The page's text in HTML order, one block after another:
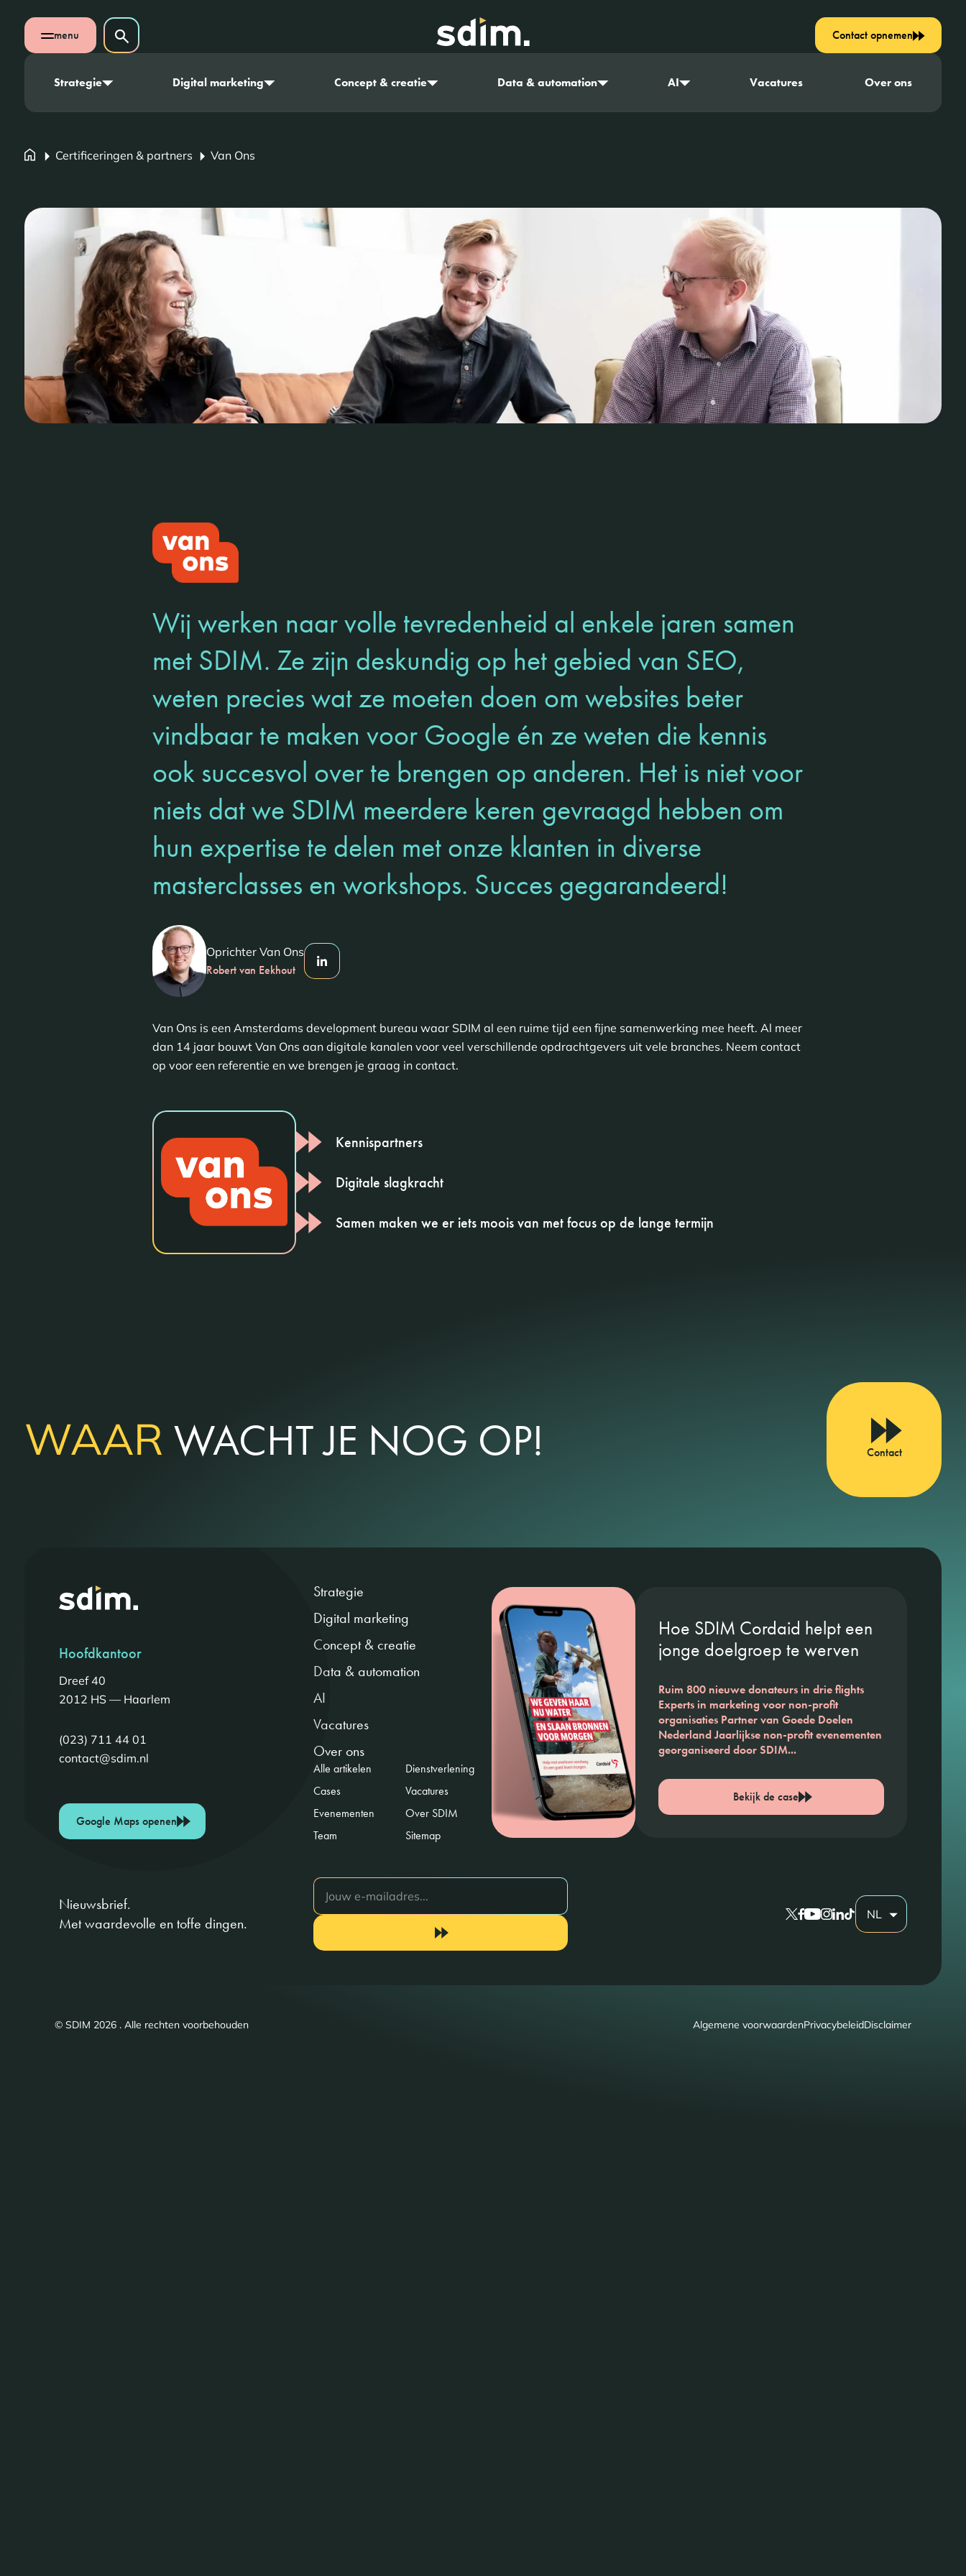
Navigatie overslaan
Open mobiel menu
menu Zoeken op website
Zoeken
Strategie Digital marketing Concept & creatie Data & automation AI Vacatures Over ons
Contact opnemen
Certificeringen & partners Van Ons
Wij werken naar volle tevredenheid al enkele jaren samen
met SDIM. Ze zijn deskundig op het gebied van SEO,
weten precies wat ze moeten doen om websites beter
vindbaar te maken voor Google én ze weten die kennis
ook succesvol over te brengen op anderen. Het is niet voor
niets dat we SDIM meerdere keren gevraagd hebben om
hun expertise te delen met onze klanten in diverse
masterclasses en workshops. Succes gegarandeerd!
Oprichter Van Ons
Robert van Eekhout
Van Ons is een Amsterdams development bureau waar SDIM al een ruime tijd een fijne samenwerking mee heeft. Al meer
dan 14 jaar bouwt Van Ons aan digitale kanalen voor veel verschillende opdrachtgevers uit vele branches. Neem contact
op voor een referentie en we brengen je graag in contact.
Kennispartners
Digitale slagkracht
Samen maken we er iets moois van met focus op de lange termijn
Contact
WAAR WACHT JE NOG OP!
Hoofdkantoor
Dreef 40
2012 HS — Haarlem
(023) 711 44 01
contact@sdim.nl
Google Maps openen
Strategie
Digital marketing
Concept & creatie
Data & automation
AI
Vacatures
Over ons
Alle artikelen
Dienstverlening
Cases
Vacatures
Evenementen
Over SDIM
Team
Sitemap
Hoe SDIM Cordaid helpt een
jonge doelgroep te werven
Ruim 800 nieuwe donateurs in drie flights
Experts in marketing voor non-profit
organisaties Partner van Goede Doelen
Nederland Jaarlijkse non-profit evenementen
georganiseerd door SDIM...
Bekijk de case
Nieuwsbrief.
Met waardevolle en toffe dingen.
NL
© SDIM 2026 . Alle rechten voorbehouden Algemene voorwaardenPrivacybeleidDisclaimer